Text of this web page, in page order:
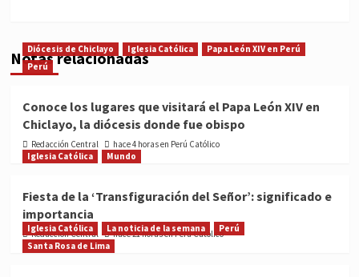
Notas relacionadas
Diócesis de Chiclayo Iglesia Católica
Papa León XIV en Perú
Perú
Conoce los lugares que visitará el Papa León XIV en
Chiclayo, la diócesis donde fue obispo
Redacción Central
hace 4 horas en Perú Católico
Iglesia Católica
Mundo
Fiesta de la ‘Transfiguración del Señor’: significado e
importancia
Redacción Central hace 21 horas en Perú Católico
Iglesia Católica La noticia de la semana
Perú
Santa Rosa de Lima